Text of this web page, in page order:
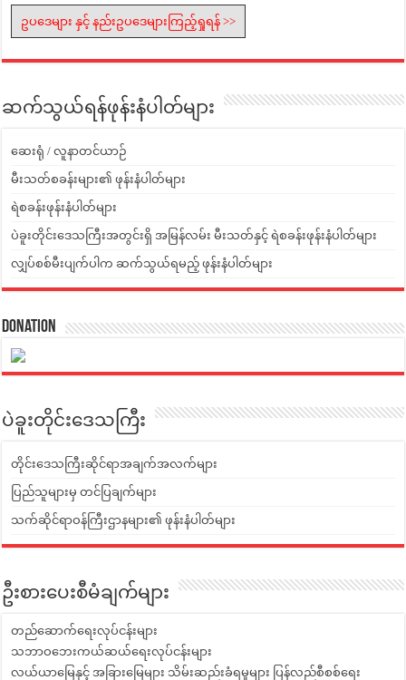
ဥပဒေများ နှင့် နည်းဥပဒေများကြည့်ရှုရန် >>
ဆက်သွယ်ရန်ဖုန်းနံပါတ်များ
ဆေးရုံ / လူနာတင်ယာဉ်
မီးသတ်စခန်းများ၏ ဖုန်းနံပါတ်များ
ရဲစခန်းဖုန်းနံပါတ်များ
ပဲခူးတိုင်းဒေသကြီးအတွင်းရှိ အမြန်လမ်း မီးသတ်နှင့် ရဲစခန်းဖုန်းနံပါတ်များ
လျှပ်စစ်မီးပျက်ပါက ဆက်သွယ်ရမည့် ဖုန်းနံပါတ်များ
Donation
ပဲခူးတိုင်းဒေသကြီး
တိုင်းဒေသကြီးဆိုင်ရာအချက်အလက်များ
ပြည်သူများမှ တင်ပြချက်များ
သက်ဆိုင်ရာဝန်ကြီးဌာနများ၏ ဖုန်းနံပါတ်များ
ဦးစားပေးစီမံချက်များ
တည်ဆောက်ရေးလုပ်ငန်းများ
သဘာဝဘေးကယ်ဆယ်ရေးလုပ်ငန်းများ
လယ်ယာမြေနှင့် အခြားမြေများ သိမ်းဆည်းခံရမှုများ ပြန်လည်စီစစ်ရေး